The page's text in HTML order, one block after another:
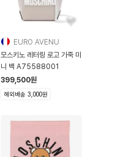
EURO AVENU
모스키노 레터링 로고 가죽 미
니 백 A75588001
399,500원
해외배송 3,000원